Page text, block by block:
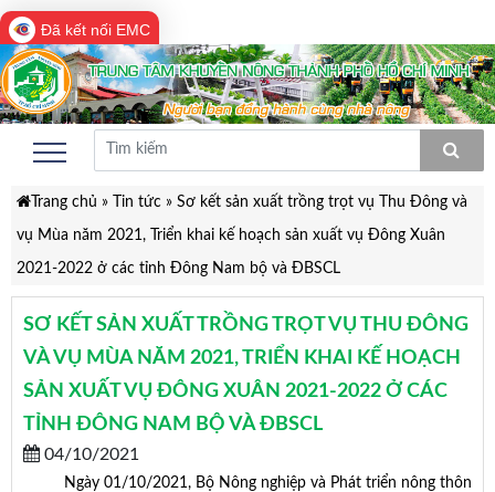
Đã kết nối EMC
Trang chủ » Tin tức» Sơ kết sản xuất trồng trọt vụ Thu Đông và
vụ Mùa năm 2021, Triển khai kế hoạch sản xuất vụ Đông Xuân
2021-2022 ở các tỉnh Đông Nam bộ và ĐBSCL
SƠ KẾT SẢN XUẤT TRỒNG TRỌT VỤ THU ĐÔNG
VÀ VỤ MÙA NĂM 2021, TRIỂN KHAI KẾ HOẠCH
SẢN XUẤT VỤ ĐÔNG XUÂN 2021-2022 Ở CÁC
TỈNH ĐÔNG NAM BỘ VÀ ĐBSCL
04/10/2021
Ngày 01/10/2021, Bộ Nông nghiệp và Phát triển nông thôn